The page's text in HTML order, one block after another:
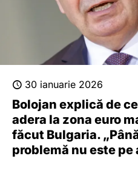
30 ianuarie 2026
Bolojan explică de
adera la zona euro
făcut Bulgaria.
problemă nu este pe